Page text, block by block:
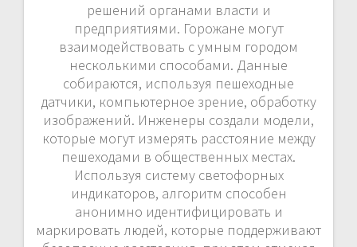
решений органами власти и
предприятиями. Горожане могут
взаимодействовать с умным городом
несколькими способами. Данные
собираются, используя пешеходные
датчики, компьютерное зрение, обработку
изображений. Инженеры создали модели,
которые могут измерять расстояние между
пешеходами в общественных местах.
Используя систему светофорных
индикаторов, алгоритм способен
анонимно идентифицировать и
маркировать людей, которые поддерживают